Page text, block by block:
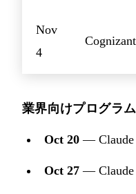
Nov
4
Cognizant
業界向けプログラム
Oct 20 — Claude
Oct 27 — Claude